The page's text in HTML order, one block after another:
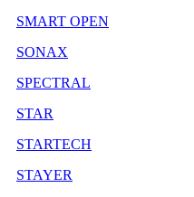
SMART OPEN
SONAX
SPECTRAL
STAR
STARTECH
STAYER